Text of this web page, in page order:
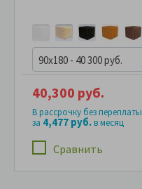
90x180 - 40 300 руб.
Сравнить
40,300 руб.
В рассрочку без переплаты
за 4,477 руб.в месяц